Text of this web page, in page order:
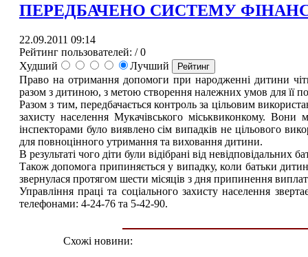
ПЕРЕДБАЧЕНО СИСТЕМУ
22.09.2011 09:14
Рейтинг пользователей: / 0
Худший
Лучший
Право на отримання допомоги при народженні дитини
разом з дитиною, з метою створення належних умов для її
Разом з тим, передбачається контроль за цільовим
захисту населення Мукачівського міськвиконкому.
інспекторами було виявлено сім випадків не цільового
для повноцінного утримання та виховання дитини.
В результаті чого діти були відібрані від
Також допомога припиняється у випадку, коли батьки
звернулася протягом шести місяців з дня припинення
Управління праці та соціального захисту населення
телефонами: 4-24-76 та 5-42-90.
Схожі новини: